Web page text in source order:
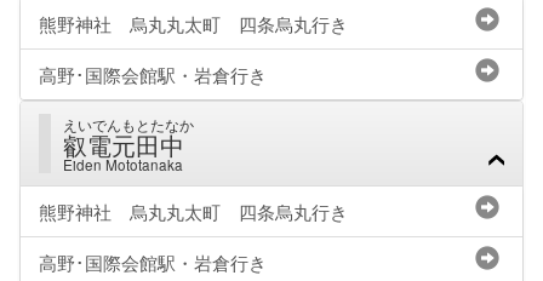
熊野神社 烏丸丸太町 四条烏丸行き
高野･国際会館駅・岩倉行き
えいでんもとたなか
叡電元田中
Eiden Mototanaka
熊野神社 烏丸丸太町 四条烏丸行き
高野･国際会館駅・岩倉行き